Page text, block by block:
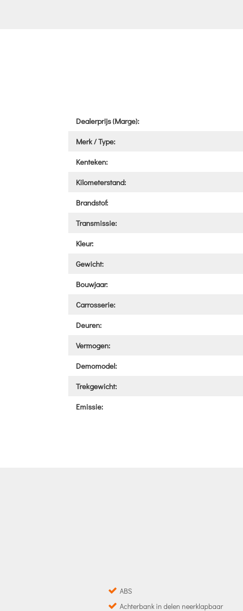
Dealerprijs (Marge):
Merk / Type:
Kenteken:
Kilometerstand:
Brandstof:
Transmissie:
Kleur:
Gewicht:
Bouwjaar:
Carrosserie:
Deuren:
Vermogen:
Demomodel:
Trekgewicht:
Emissie:
ABS
Achterbank in delen neerklapbaar